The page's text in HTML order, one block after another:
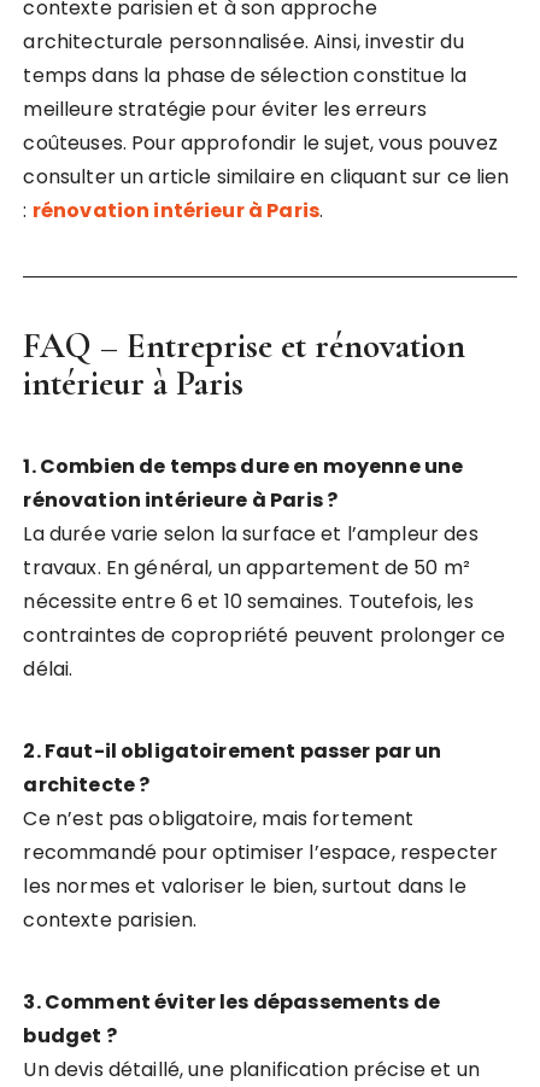
contexte parisien et à son approche
architecturale personnalisée. Ainsi, investir du
temps dans la phase de sélection constitue la
meilleure stratégie pour éviter les erreurs
coûteuses. Pour approfondir le sujet, vous pouvez
consulter un article similaire en cliquant sur ce lien
: rénovation intérieur à Paris.
FAQ – Entreprise etrénovation
intérieur à Paris
1. Combien de temps dure en moyenne une
rénovation intérieure à Paris ?
La durée varie selon la surface et l’ampleur des
travaux. En général, un appartement de 50 m²
nécessite entre 6 et 10 semaines. Toutefois, les
contraintes de copropriété peuvent prolonger ce
délai.
2. Faut-il obligatoirement passer par un
architecte ?
Ce n’est pas obligatoire, mais fortement
recommandé pour optimiser l’espace, respecter
les normes et valoriser le bien, surtout dans le
contexte parisien.
3. Comment éviter les dépassements de
budget ?
Un devis détaillé, une planification précise et un